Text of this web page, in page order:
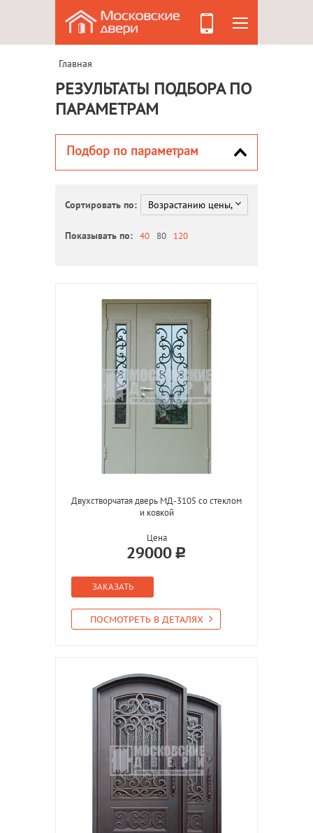
Главная
РЕЗУЛЬТАТЫ ПОДБОРА ПО
ПАРАМЕТРАМ
Подбор по параметрам
Сортировать по:
Показывать по: 40 80 120
Двухстворчатая дверь МД-3105 со стеклом
и ковкой
Цена
29000
ЗАКАЗАТЬ
ПОСМОТРЕТЬ В ДЕТАЛЯХ